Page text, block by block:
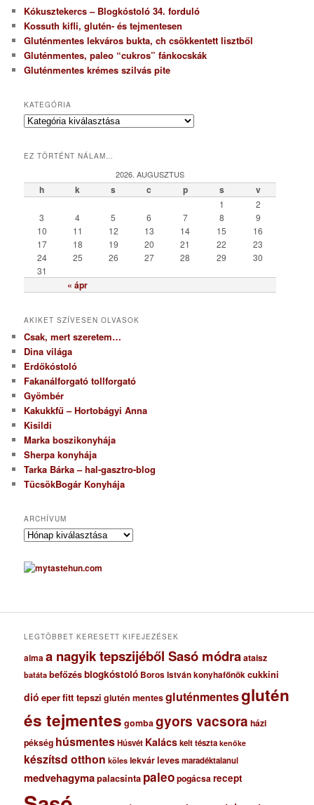
Kókusztekercs – Blogkóstoló 34. forduló
Kossuth kifli, glutén- és tejmentesen
Gluténmentes lekváros bukta, ch csökkentett lisztből
Gluténmentes, paleo “cukros” fánkocskák
Gluténmentes krémes szilvás pite
KATEGÓRIA
K
e
ó
r
EZ TÖRTÉNT NÁLAM…
2026. AUGUSZTUS
h k s c p s v
« ápr
1
2
3
4 5 6 7 8
9
10
11 12 13 14 15
16
17
18 19 20 21 22
23
24
25 26 27 28 29
30
31
AKIKET SZÍVESEN OLVASOK
Csak, mert szeretem…
Dina világa
Erdőkóstoló
Fakanálforgató tollforgató
Gyömbér
Kakukkfű – Hortobágyi Anna
Kisildi
Marka boszikonyhája
Sherpa konyhája
Tarka Bárka – hal-gasztro-blog
TücsökBogár Konyhája
ARCHÍVUM
A
c
h
u
LEGTÖBBET KERESETT KIFEJEZÉSEK
almaa nagyik tepszijéből Sasó módraataisz
batáta befőzésblogkóstoló Boros István konyhafőnökcukkini
dió eperfitt tepszi glutén mentesgluténmentesglutén
és tejmentes gombagyors vacsora házi
pékség húsmentesHúsvét Kalácskelt tészta kenőke
készítsd otthon köles lekvárlevesmaradéktalanul
medvehagymapalacsinta paleopogácsarecept